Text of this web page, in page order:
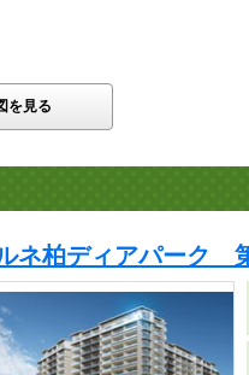
を見る
ネ柏ディアパーク